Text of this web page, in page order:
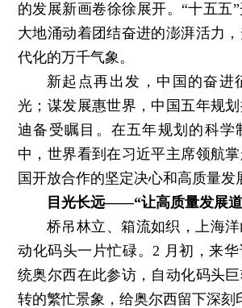
的发展新画卷徐徐展开。“十五五
大地涌动着团结奋进的澎湃活力
代化的万千气象。
新起点再出发，中国的奋进
光；谋发展惠世界，中国五年规
迪备受瞩目。在五年规划的科学
中，世界看到在习近平主席领航
国开放合作的坚定决心和高质量发
目光长远——“让高质量发展
桥吊林立、箱流如织，上海
动化码头一片忙碌。2 月初，来
统奥尔西在此参访，自动化码头
转的繁忙景象，给奥尔西留下深刻